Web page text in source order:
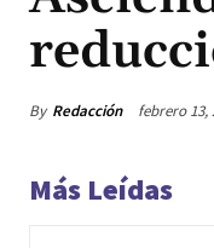
By Redacción febrero 13,
Más Leídas